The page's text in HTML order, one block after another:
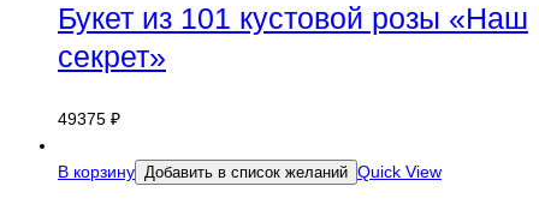
Букет из 101 кустовой розы «Наш
секрет»
49375 ₽
В корзину Добавить в список желаний Quick View